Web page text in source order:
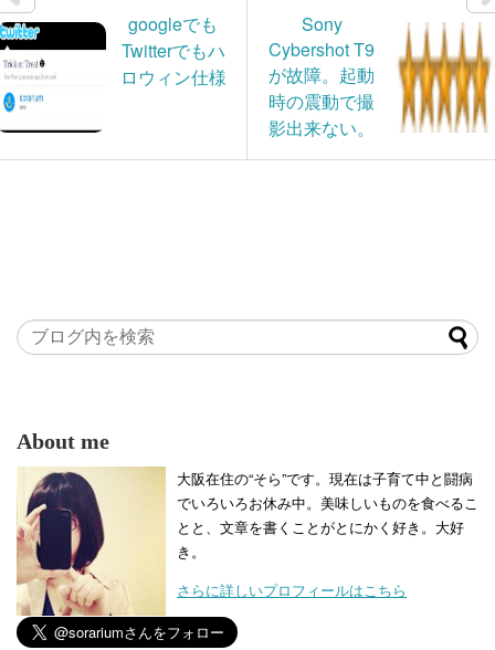
googleでも
Twitterでもハ
ロウィン仕様
Sony
Cybershot T9
が故障。起動
時の震動で撮
影出来ない。
About me
大阪在住の“そら”です。現在は子育て中と闘病
でいろいろお休み中。美味しいものを食べるこ
とと、文章を書くことがとにかく好き。大好
き。
さらに詳しいプロフィールはこちら